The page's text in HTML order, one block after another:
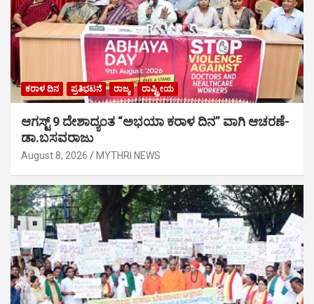
ಕರಾಳ ದಿನ ಪ್ರತಿಭಟನೆ ರಾಜ್ಯ ರಾಷ್ಟ್ರೀಯ
ಆಗಸ್ಟ್ 9 ದೇಶಾದ್ಯಂತ “ಅಭಯಾ ಕರಾಳ ದಿನ” ವಾಗಿ ಆಚರಣೆ-
ಡಾ.ಬಸವರಾಜು
August 8, 2026 MYTHRI NEWS